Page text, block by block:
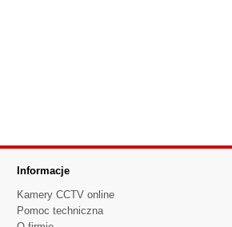
Informacje
Kamery CCTV online
Pomoc techniczna